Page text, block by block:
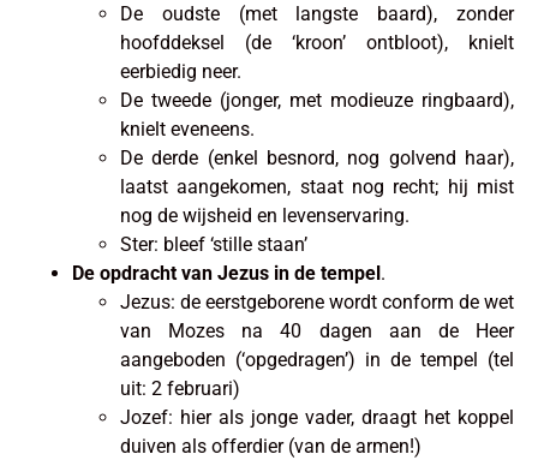
De oudste (met langste baard), zonder
hoofddeksel (de ‘kroon’ ontbloot), knielt
eerbiedig neer.
De tweede (jonger, met modieuze ringbaard),
knielt eveneens.
De derde (enkel besnord, nog golvend haar),
laatst aangekomen, staat nog recht; hij mist
nog de wijsheid en levenservaring.
Ster: bleef ‘stille staan’
De opdracht van Jezus in de tempel .
Jezus: de eerstgeborene wordt conform de wet
van Mozes na 40 dagen aan de Heer
aangeboden (‘opgedragen’) in de tempel (tel
uit: 2 februari)
Jozef: hier als jonge vader, draagt het koppel
duiven als offerdier (van de armen!)